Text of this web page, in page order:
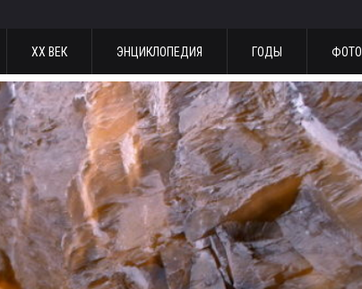
ХХ ВЕК ЭНЦИКЛОПЕДИЯ ГОДЫ ФОТО